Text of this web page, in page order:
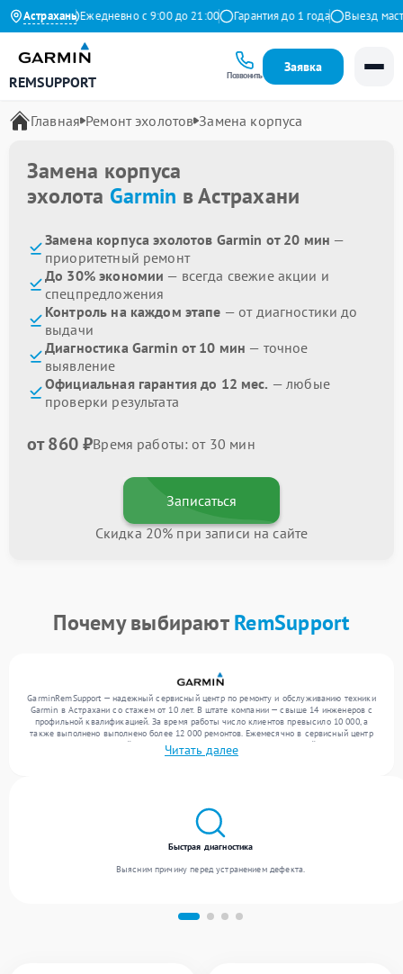
Астрахань
Яндекс Ежедневно с 9:00 до 21:00 Гарантия до 1 года Выезд
REMSUPPORT Позвонить
Заявка
Главная Ремонт эхолотов Замена корпуса
Замена корпуса
эхолота Garmin в Астрахани
Замена корпуса эхолотов Garmin от 20 мин —
приоритетный ремонт
До 30% экономии — всегда свежие акции и
спецпредложения
Контроль на каждом этапе — от диагностики до
выдачи
Диагностика Garmin от 10 мин — точное
выявление
Официальная гарантия до 12 мес. — любые
проверки результата
от 860 ₽Время работы: от 30 мин
Записаться
Скидка 20% при записи на сайте
Почему выбираютRemSupport
GarminRemSupport — надежный сервисный центр по ремонту и обслуживанию техники
Garmin в Астрахани со стажем от 10 лет. В штате компании — свыше 14 инженеров с
профильной квалификацией. За время работы число клиентов превысило 10 000, а
также выполнено выполнено более 12 000 ремонтов. Ежемесячно в сервисный центр
поступает от 300 устройств, включая , , . Мы беремся за задачи любой сложности и
предлагаем стабильный уровень сервиса благодаря использованию современного
Читать далее
Быстрая диагностика
Выясним причину перед устранением дефекта.